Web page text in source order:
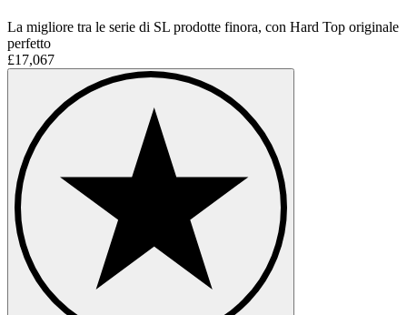
La migliore tra le serie di SL prodotte finora, con Hard Top originale
perfetto
£17,067